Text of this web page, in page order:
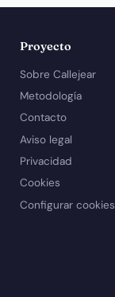
Proyecto
Sobre Callejear
Metodología
Contacto
Aviso legal
Privacidad
Cookies
Configurar cookies